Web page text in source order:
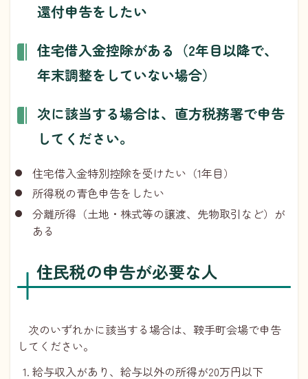
還付申告をしたい
住宅借入金控除がある（2年目以降で、
年末調整をしていない場合）
次に該当する場合は、直方税務署で申告
してください。
住宅借入金特別控除を受けたい（1年目）
所得税の青色申告をしたい
分離所得（土地・株式等の譲渡、先物取引など）が
ある
住民税の申告が必要な人
次のいずれかに該当する場合は、鞍手町会場で申告
してください。
給与収入があり、給与以外の所得が20万円以下